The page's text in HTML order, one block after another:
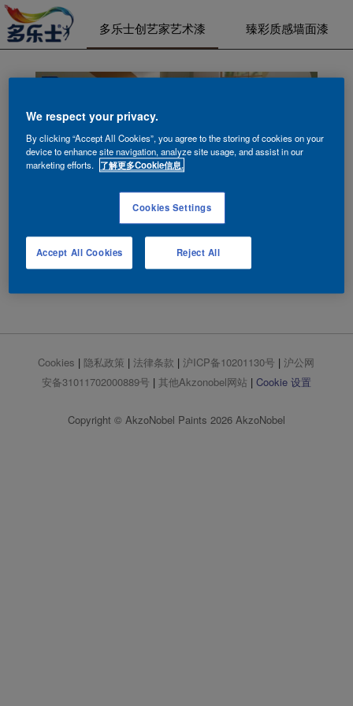
多乐士创艺家艺术漆 臻彩质感墙面漆
阿克苏诺贝尔油漆（上海）有限公司
Cookies | 隐私政策 | 法律条款 | 沪ICP备10201130号 | 沪公网
安备31011702000889号 | 其他Akzonobel网站 | Cookie 设置
Copyright © AkzoNobel Paints 2026 AkzoNobel
We respect your privacy.
By clicking “Accept All Cookies”, you agree to the storing of cookies on your
device to enhance site navigation, analyze site usage, and assist in our
marketing efforts. 了解更多Cookie信息.
Cookies Settings
Reject All
Accept All Cookies